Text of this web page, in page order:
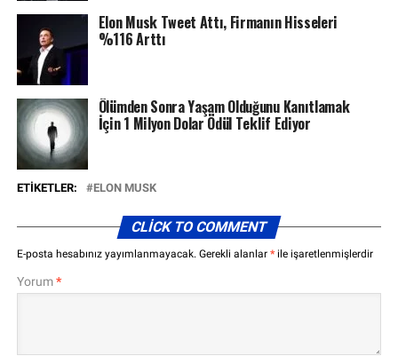
Elon Musk Tweet Attı, Firmanın Hisseleri
%116 Arttı
Ölümden Sonra Yaşam Olduğunu Kanıtlamak
İçin 1 Milyon Dolar Ödül Teklif Ediyor
ETIKETLER: ELON MUSK
CLICK TO COMMENT
E-posta hesabınız yayımlanmayacak. Gerekli alanlar *ile işaretlenmişlerdir
Yorum*